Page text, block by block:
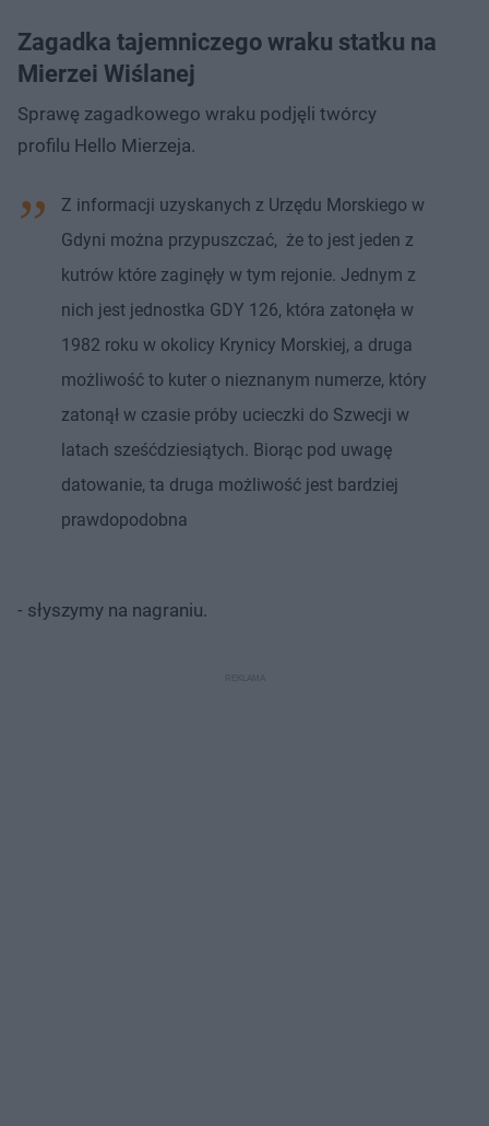
Zagadka tajemniczego wraku statku na
Mierzei Wiślanej
Sprawę zagadkowego wraku podjęli twórcy
profilu Hello Mierzeja.
Z informacji uzyskanych z Urzędu Morskiego w
Gdyni można przypuszczać, że to jest jeden z
kutrów które zaginęły w tym rejonie. Jednym z
nich jest jednostka GDY 126, która zatonęła w
1982 roku w okolicy Krynicy Morskiej, a druga
możliwość to kuter o nieznanym numerze, który
zatonął w czasie próby ucieczki do Szwecji w
latach sześćdziesiątych. Biorąc pod uwagę
datowanie, ta druga możliwość jest bardziej
prawdopodobna
- słyszymy na nagraniu.